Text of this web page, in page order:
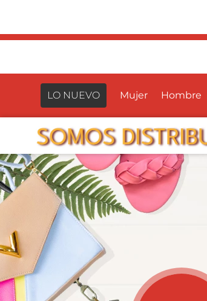
LO NUEVO Mujer Hombre